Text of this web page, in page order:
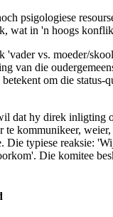
psigologiese
wat in 'n hoogs
'vader vs. moeder/
van die
om die status-
dat hy direk inligting
te kommunikeer,
typiese reaksie:
Die komitee